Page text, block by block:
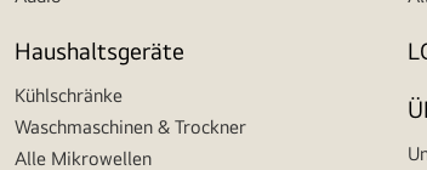
Haushaltsgeräte
Kühlschränke
Waschmaschinen & Trockner
Alle Mikrowellen